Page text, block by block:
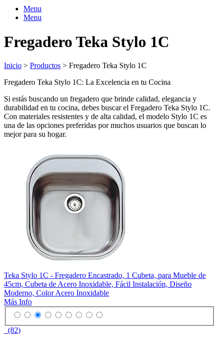
Menu
Menu
Fregadero Teka Stylo 1C
Inicio > Productos > Fregadero Teka Stylo 1C
Fregadero Teka Stylo 1C: La Excelencia en tu Cocina
Si estás buscando un fregadero que brinde calidad, elegancia y
durabilidad en tu cocina, debes buscar el Fregadero Teka Stylo 1C.
Con materiales resistentes y de alta calidad, el modelo Stylo 1C es
una de las opciones preferidas por muchos usuarios que buscan lo
mejor para su hogar.
Teka Stylo 1C - Fregadero Encastrado, 1 Cubeta, para Mueble de
45cm, Cubeta de Acero Inoxidable, Fácil Instalación, Diseño
Moderno, Color Acero Inoxidable
Más Info
(82)